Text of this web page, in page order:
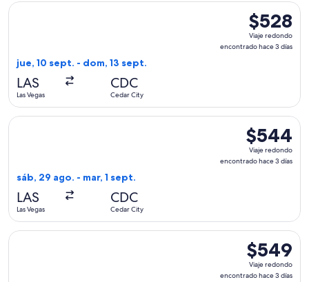
$528
Viaje
redondo,
$528
Viaje redondo
encontrado hace 3 días
jue, 10 sept. - dom, 13 sept.
LAS
Las Vegas
CDC
Cedar City
Seleccionar vuelo de Delta, con salida el jue, 10 sept.
$544
Viaje
redondo,
$544
Viaje redondo
encontrado hace 3 días
sáb, 29 ago. - mar, 1 sept.
LAS
Las Vegas
CDC
Cedar City
Seleccionar vuelo de Delta, con salida el sáb, 29 ago.
$549
Viaje
redondo,
$549
Viaje redondo
encontrado hace 3 días
Seleccionar vuelo de Delta, con salida el sáb, 17 oct. desde